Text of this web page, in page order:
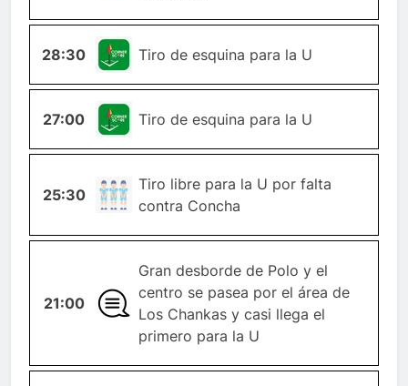
28:30ESQUINATiro de esquina para la U
27:00ESQUINATiro de esquina para la U
25:30
TIRO-
LIBRE
Tiro libre para la U por falta
contra Concha
21:00GENERAL
Gran desborde de Polo y el
centro se pasea por el área de
Los Chankas y casi llega el
primero para la U